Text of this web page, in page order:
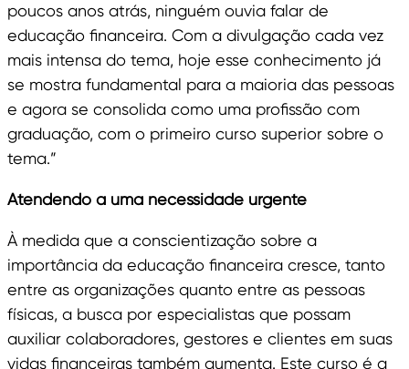
poucos anos atrás, ninguém ouvia falar de
educação financeira. Com a divulgação cada vez
mais intensa do tema, hoje esse conhecimento já
se mostra fundamental para a maioria das pessoas
e agora se consolida como uma profissão com
graduação, com o primeiro curso superior sobre o
tema.”
Atendendo a uma necessidade urgente
À medida que a conscientização sobre a
importância da educação financeira cresce, tanto
entre as organizações quanto entre as pessoas
físicas, a busca por especialistas que possam
auxiliar colaboradores, gestores e clientes em suas
vidas financeiras também aumenta. Este curso é a